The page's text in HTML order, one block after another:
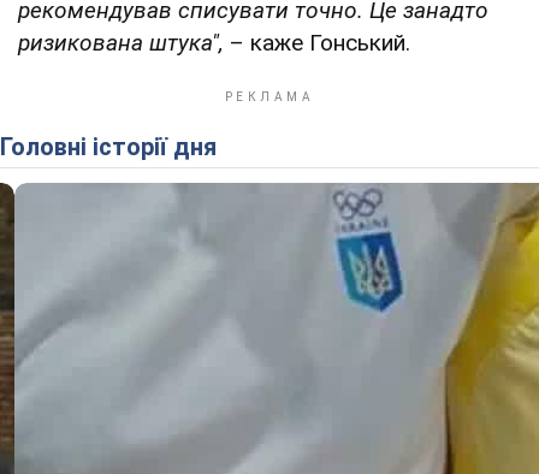
рекомендував списувати точно. Це занадто
ризикована штука", – каже Гонський.
Головні історії дня